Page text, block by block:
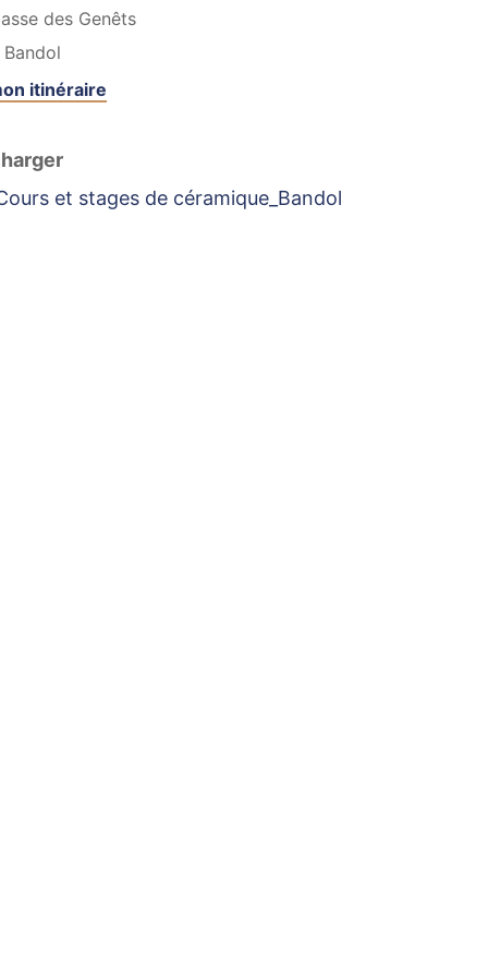
des Genêts
Bandol
itinéraire
et stages de céramique_Bandol